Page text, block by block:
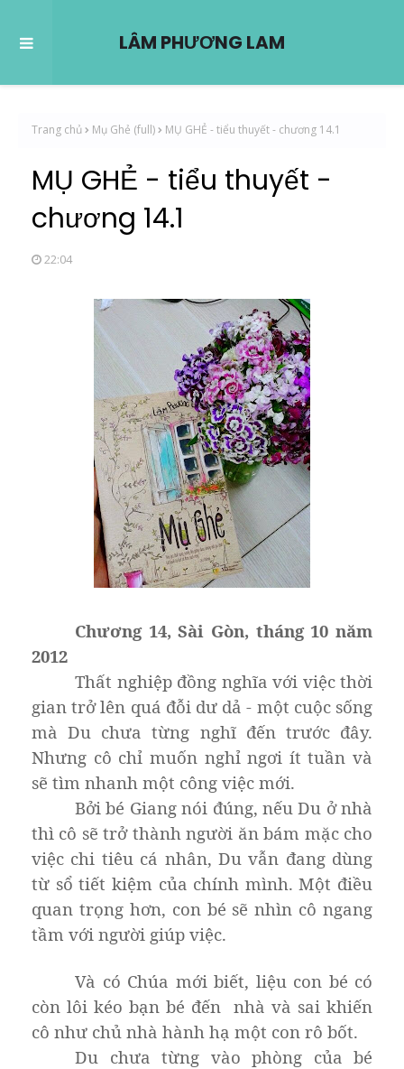
LÂM PHƯƠNG LAM
Trang chủ Mụ Ghẻ (full) MỤ GHẺ - tiểu thuyết - chương 14.1
MỤ GHẺ - tiểu thuyết -
chương 14.1
22:04
Chương 14, Sài Gòn, tháng 10 năm
2012
Thất nghiệp đồng nghĩa với việc thời
gian trở lên quá đỗi dư dả - một cuộc sống
mà Du chưa từng nghĩ đến trước đây.
Nhưng cô chỉ muốn nghỉ ngơi ít tuần và
sẽ tìm nhanh một công việc mới.
Bởi bé Giang nói đúng, nếu Du ở nhà
thì cô sẽ trở thành người ăn bám mặc cho
việc chi tiêu cá nhân, Du vẫn đang dùng
từ sổ tiết kiệm của chính mình. Một điều
quan trọng hơn, con bé sẽ nhìn cô ngang
tầm với người giúp việc.
Và có Chúa mới biết, liệu con bé có
còn lôi kéo bạn bé đến nhà và sai khiến
cô như chủ nhà hành hạ một con rô bốt.
Du chưa từng vào phòng của bé